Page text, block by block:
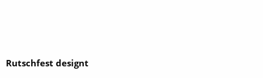
Rutschfest designt